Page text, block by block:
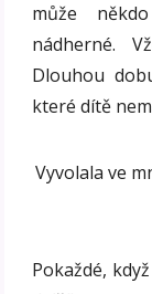
může
nádherné.
Dlouhou
které dítě
Vyvolala ve
Pokaždé,